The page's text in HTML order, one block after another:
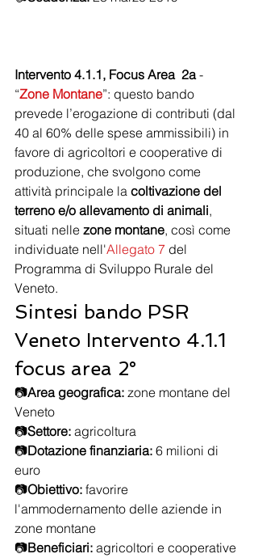
Intervento 4.1.1, Focus Area  2a -
“Zone Montane”: questo bando
prevede l’erogazione di contributi (dal
40 al 60% delle spese ammissibili) in
favore di agricoltori e cooperative di
produzione, che svolgono come
attività principale la coltivazione del
terreno e/o allevamento di animali,
situati nelle zone montane, così come
individuate nell'Allegato 7 del
Programma di Sviluppo Rurale del
Veneto.
Sintesi bando PSR
Veneto Intervento 4.1.1
focus area 2°
📷Area geografica: zone montane del
Veneto
📷Settore: agricoltura
📷Dotazione finanziaria: 6 milioni di
euro
📷Obiettivo: favorire
l'ammodernamento delle aziende in
zone montane
📷Beneficiari: agricoltori e cooperative